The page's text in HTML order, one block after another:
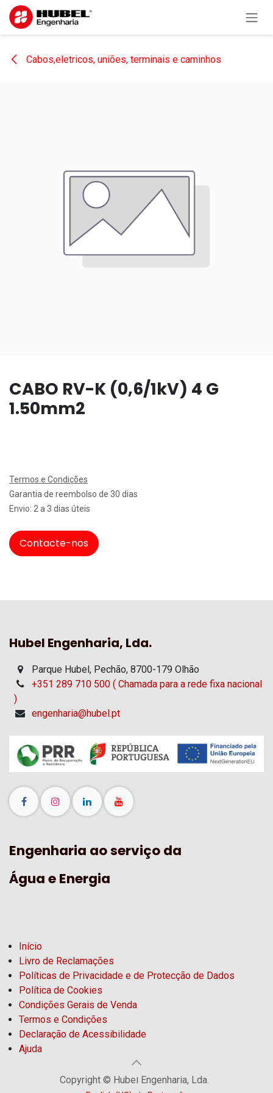
Pular para o conteúdo
Cabos,eletricos, uniões, terminais e caminhos
CABO RV-K (0,6/1kV) 4 G
1.50mm2
Termos e Condições
Garantia de reembolso de 30 dias
Envio: 2 a 3 dias úteis
Contacte-nos
Hubel Engenharia, Lda.
Parque Hubel, Pechão, 8700-179 Olhão
+351 289 710 500 ( Chamada para a rede fixa nacional
)
engenharia@hubel.pt
Engenharia ao serviço da
Água e Energia
Início
Livro de Reclamações
Políticas de Privacidade e de Protecção de Dados
Política de Cookies
Condições Gerais de Venda
Termos e Condições
Declaração de Acessibilidade
Ajuda
Copyright © Hubel Engenharia, Lda.